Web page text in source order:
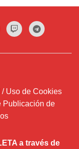
Uso de Cookies
Publicación de
a través de